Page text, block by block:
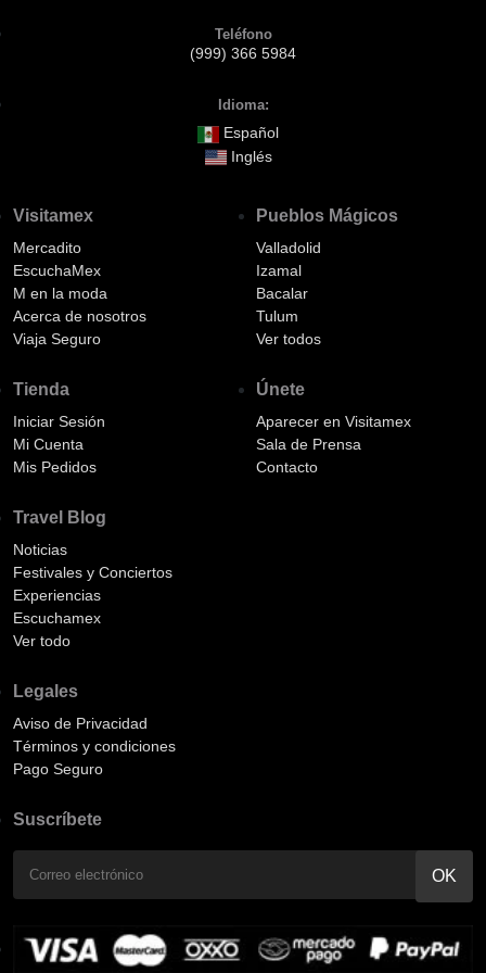
Teléfono
(999) 366 5984
Idioma:
Español
Inglés
Visitamex
Mercadito
EscuchaMex
M en la moda
Acerca de nosotros
Viaja Seguro
Tienda
Iniciar Sesión
Mi Cuenta
Mis Pedidos
Pueblos Mágicos
Valladolid
Izamal
Bacalar
Tulum
Ver todos
Únete
Aparecer en Visitamex
Sala de Prensa
Contacto
Travel Blog
Noticias
Festivales y Conciertos
Experiencias
Escuchamex
Ver todo
Legales
Aviso de Privacidad
Términos y condiciones
Pago Seguro
Suscríbete